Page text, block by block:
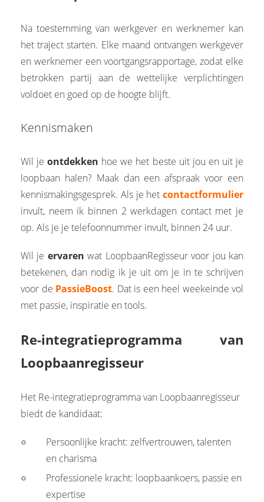
Na toestemming van werkgever en werknemer kan
het traject starten. Elke maand ontvangen werkgever
en werknemer een voortgangsrapportage, zodat elke
betrokken partij aan de wettelijke verplichtingen
voldoet en goed op de hoogte blijft.
Kennismaken
Wil jeontdekken hoe we het beste uit jou en uit je
loopbaan halen? Maak dan een afspraak voor een
kennismakingsgesprek. Als je het contactformulier
invult, neem ik binnen 2 werkdagen contact met je
op. Als je je telefoonnummer invult, binnen 24 uur.
Wil je ervaren wat LoopbaanRegisseur voor jou kan
betekenen, dan nodig ik je uit om je in te schrijven
voor de PassieBoost. Dat is een heel weekeinde vol
met passie, inspiratie en tools.
Re-integratieprogramma van
Loopbaanregisseur
Het Re-integratieprogramma van Loopbaanregisseur
biedt de kandidaat:
Persoonlijke kracht: zelfvertrouwen, talenten
en charisma
Professionele kracht: loopbaankoers, passie en
expertise